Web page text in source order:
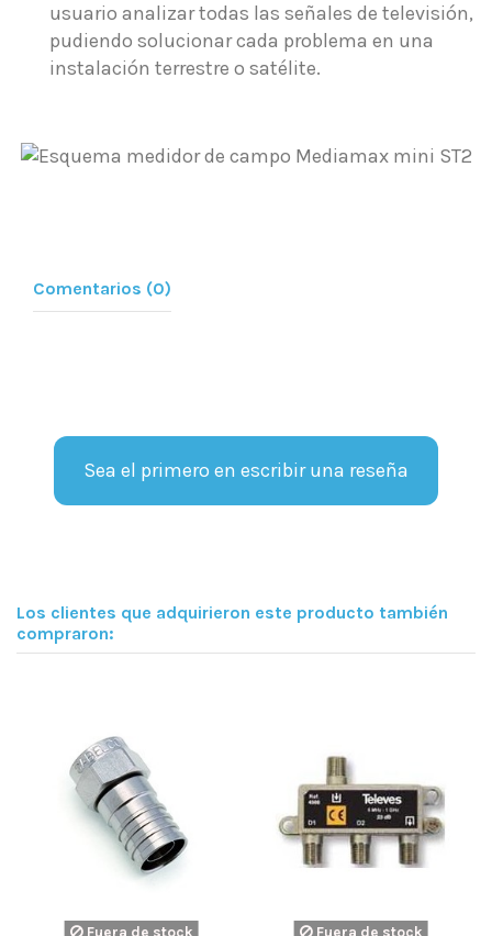
usuario analizar todas las señales de televisión,
pudiendo solucionar cada problema en una
instalación terrestre o satélite.
Comentarios (0)
Sea el primero en escribir una reseña
Los clientes que adquirieron este producto también
compraron:
Fuera de stock Fuera de stock